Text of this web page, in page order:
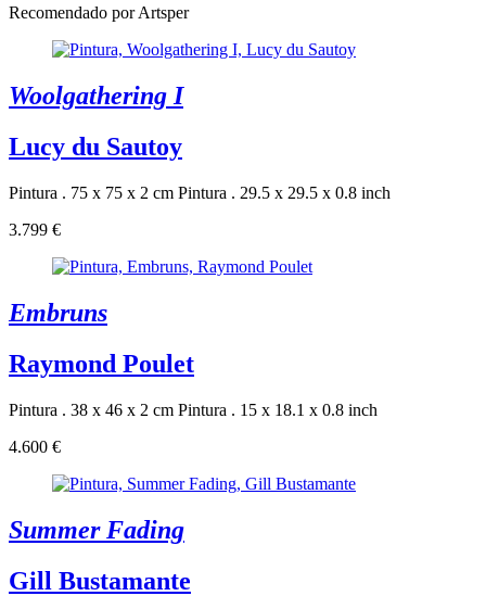
Recomendado por Artsper
Woolgathering I
Lucy du Sautoy
Pintura . 75 x 75 x 2 cm Pintura . 29.5 x 29.5 x 0.8 inch
3.799 €
Embruns
Raymond Poulet
Pintura . 38 x 46 x 2 cm Pintura . 15 x 18.1 x 0.8 inch
4.600 €
Summer Fading
Gill Bustamante